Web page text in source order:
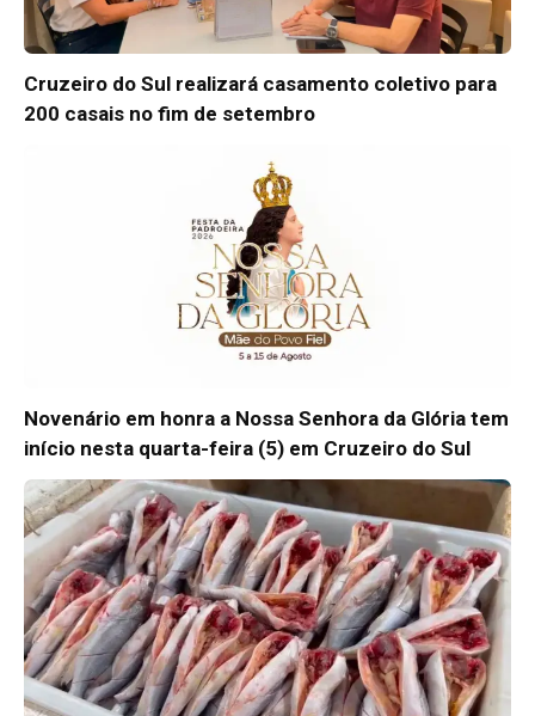
Cruzeiro do Sul realizará casamento coletivo para
200 casais no fim de setembro
Novenário em honra a Nossa Senhora da Glória tem
início nesta quarta-feira (5) em Cruzeiro do Sul